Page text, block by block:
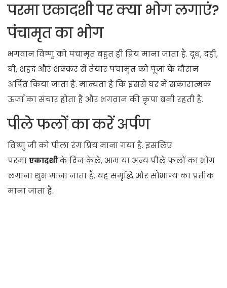
परमा एकादशी पर क्या भोग लगाएं?
पंचामृत का भोग
भगवान विष्णु को पंचामृत बहुत ही प्रिय माना जाता है. दूध, दही,
घी, शहद और शक्कर से तैयार पंचामृत को पूजा के दौरान
अर्पित किया जाता है. मान्यता है कि इससे घर में सकारात्मक
ऊर्जा का संचार होता है और भगवान की कृपा बनी रहती है.
पीले फलों का करें अर्पण
विष्णु जी को पीला रंग प्रिय माना गया है. इसलिए
परमाएकादशीके दिन केले, आम या अन्य पीले फलों का भोग
लगाना शुभ माना जाता है. यह समृद्धि और सौभाग्य का प्रतीक
माना जाता है.